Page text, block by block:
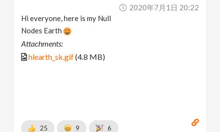
2020年7月1日 20:22
Hi everyone, here is my Null
Nodes Earth
Attachments:
hlearth_sk.gif(4.8 MB)
25 9 6